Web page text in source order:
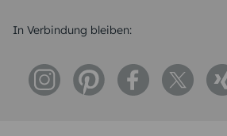
In Verbindung bleiben: